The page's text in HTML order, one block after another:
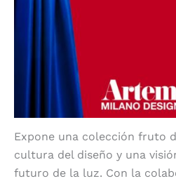
Expone una colección fruto
cultura del diseño y una
futuro de la luz. Con la